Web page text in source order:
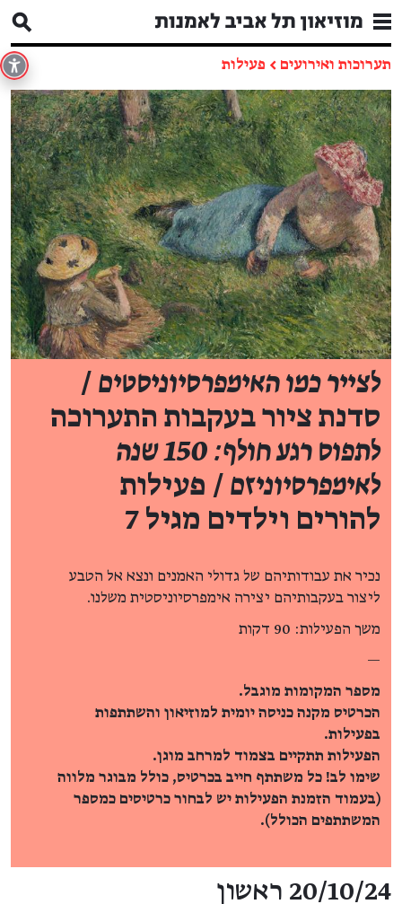
תערוכות ואירועים ← פעילות
לצייר כמו האימפרסיוניסטים /
סדנת ציור בעקבות התערוכה
לתפוס רגע חולף: 150 שנה
לאימפרסיוניזם / פעילות
להורים וילדים מגיל 7
נכיר את עבודותיהם של גדולי האמנים ונצא אל הטבע
ליצור בעקבותיהם יצירה אימפרסיוניסטית משלנו.
משך הפעילות: 90 דקות
—
מספר המקומות מוגבל.
הכרטיס מקנה כניסה יומית למוזיאון והשתתפות
בפעילות.
הפעילות תתקיים בצמוד למרחב מוגן.
שימו לב! כל משתתף חייב בכרטיס, כולל מבוגר מלווה
(בעמוד הזמנת הפעילות יש לבחור כרטיסים כמספר
המשתתפים הכולל).
פרטי האירוע
20/10/24 ראשון